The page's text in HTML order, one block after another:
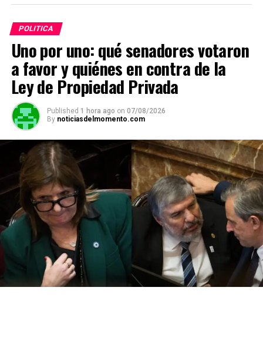
-¡Cerramos la grieta! ¡No se puede creer, esto es una
cosa de locos! Listo, cerremos todo…
ADVERTISEMENT
POLITICA
Uno por uno: qué senadores votaron
a favor y quiénes en contra de la
Ley de Propiedad Privada
Published 1 hora ago on 07/08/2026
By noticiasdelmomento.com